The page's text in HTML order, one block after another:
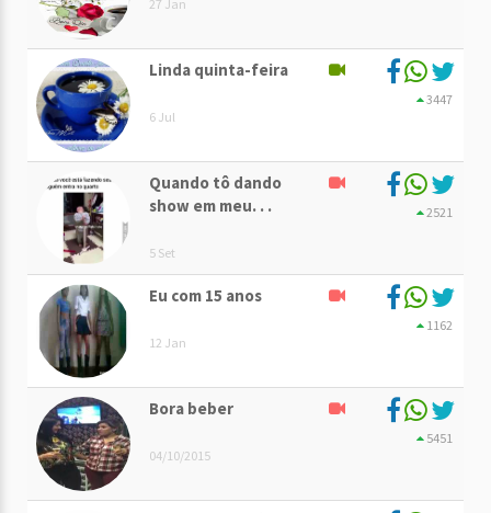
27 Jan
Linda quinta-feira
6 Jul
3447
Quando tô dando
show em meu. . .
5 Set
2521
Eu com 15 anos
12 Jan
1162
Bora beber
04/10/2015
5451